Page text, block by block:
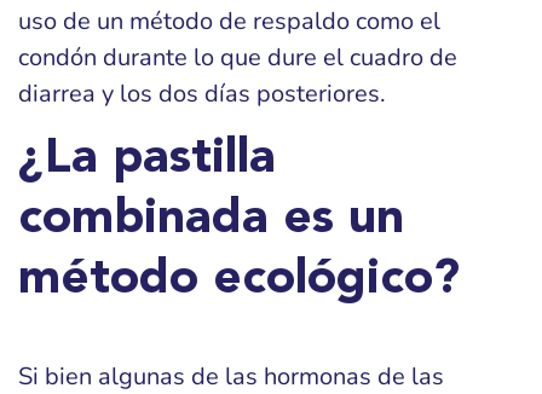
uso de un método de respaldo como el
condón durante lo que dure el cuadro de
diarrea y los dos días posteriores.
¿La pastilla
combinada es un
método ecológico?
Si bien algunas de las hormonas de las